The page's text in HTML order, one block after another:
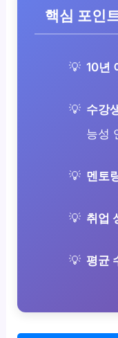
핵심 포인
10년
수강
능성
멘토
취업
평균